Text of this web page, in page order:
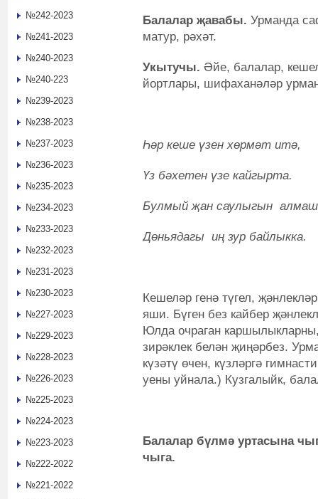
Балалар җавабы. Урманда
матур, рәхәт.
Укытучы. Әйе, балалар,
йортлары, шифаханәләр
Һәр кеше үзен
Үз бәхетен үзе кайгырта.
Булмый җан саулыгын
Дөньядагы иң зур байлыкка.
Кешеләр генә түгел,
яши. Бүген без кайбер
Юлда очраган
зирәклек белән җиңәрбез.
күзәтү өчен, күзләргә
уены уйнала.) Кузгалыйк,
Балалар бүлмә уртасына
чыга.
№242-2023
№241-2023
№240-2023
№240-223
№239-2023
№238-2023
№237-2023
№236-2023
№235-2023
№234-2023
№233-2023
№232-2023
№231-2023
№230-2023
№227-2023
№229-2023
№228-2023
№226-2023
№225-2023
№224-2023
№223-2023
№222-2022
№221-2022